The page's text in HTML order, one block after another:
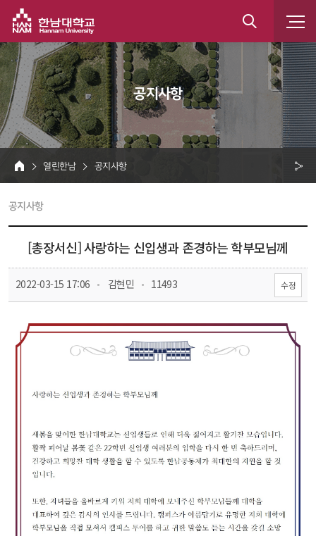
통
공지사항
HOME
열린한남 공지사항
유
공지사항
[총장서신] 사랑하는 신입생과 존경하는 학부모님께
2022-03-15 17:06 김현민 11493 수정